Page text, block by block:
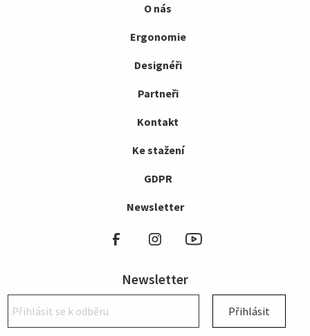
O nás
Ergonomie
Designéři
Partneři
Kontakt
Ke stažení
GDPR
Newsletter
Newsletter
Přihlásit